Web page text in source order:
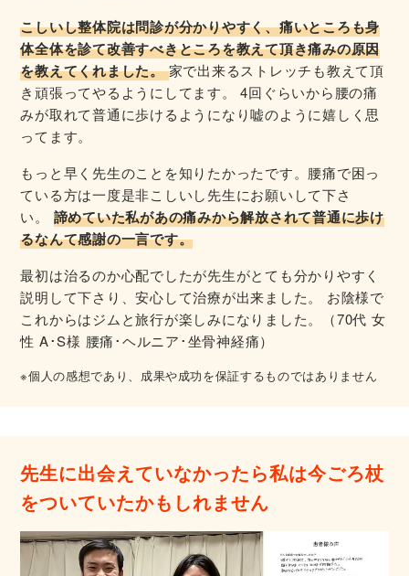
こしいし整体院は問診が分かりやすく、痛いところも身
体全体を診て改善すべきところを教えて頂き痛みの原因
を教えてくれました。 家で出来るストレッチも教えて頂
き頑張ってやるようにしてます。 4回ぐらいから腰の痛
みが取れて普通に歩けるようになり嘘のように嬉しく思
ってます。
もっと早く先生のことを知りたかったです。腰痛で困っ
ている方は一度是非こしいし先生にお願いして下さ
い。 諦めていた私があの痛みから解放されて普通に歩け
るなんて感謝の一言です。
最初は治るのか心配でしたが先生がとても分かりやすく
説明して下さり、安心して治療が出来ました。 お陰様で
これからはジムと旅行が楽しみになりました。（70代 女
性 A･S様 腰痛･ヘルニア･坐骨神経痛）
※個人の感想であり、成果や成功を保証するものではありません
先生に出会えていなかったら私は今ごろ杖
をついていたかもしれません